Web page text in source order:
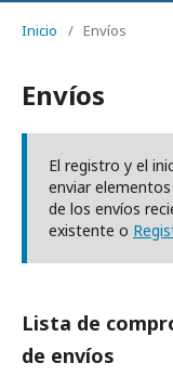
Inicio / Envíos
Envíos
El registro y el
enviar
de los envíos
existente o
Lista de
de envíos